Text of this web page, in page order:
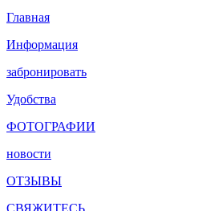
Главная
Информация
забронировать
Удобства
ФОТОГРАФИИ
новости
ОТЗЫВЫ
СВЯЖИТЕСЬ